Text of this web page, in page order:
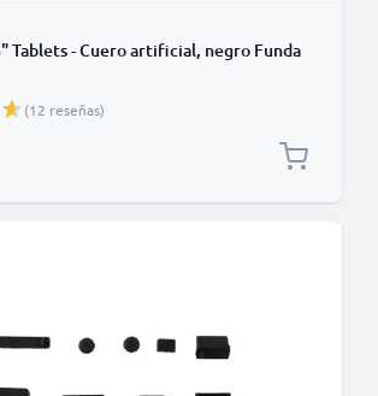
Tablets - Cuero artificial, negro Funda
(12 reseñas)